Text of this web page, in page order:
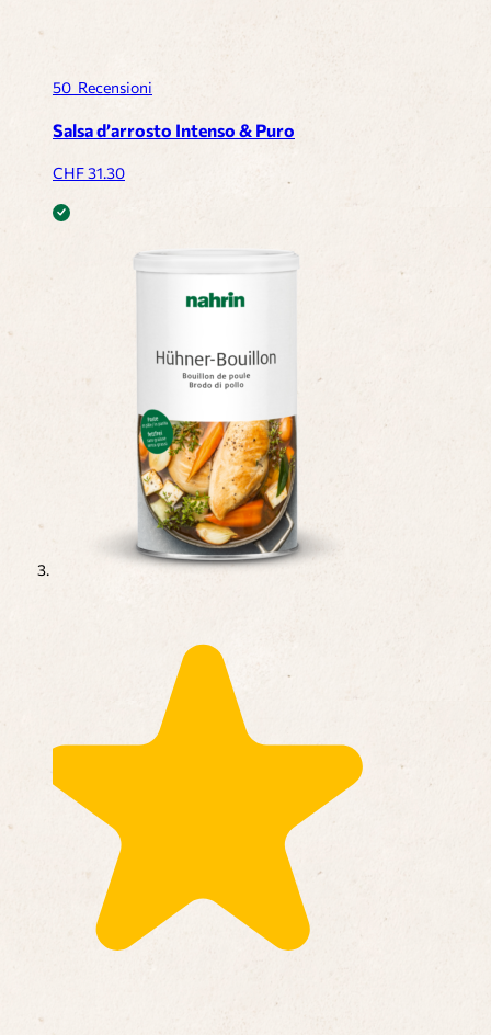
50 Recensioni
Salsa d’arrosto Intenso & Puro
CHF31.30